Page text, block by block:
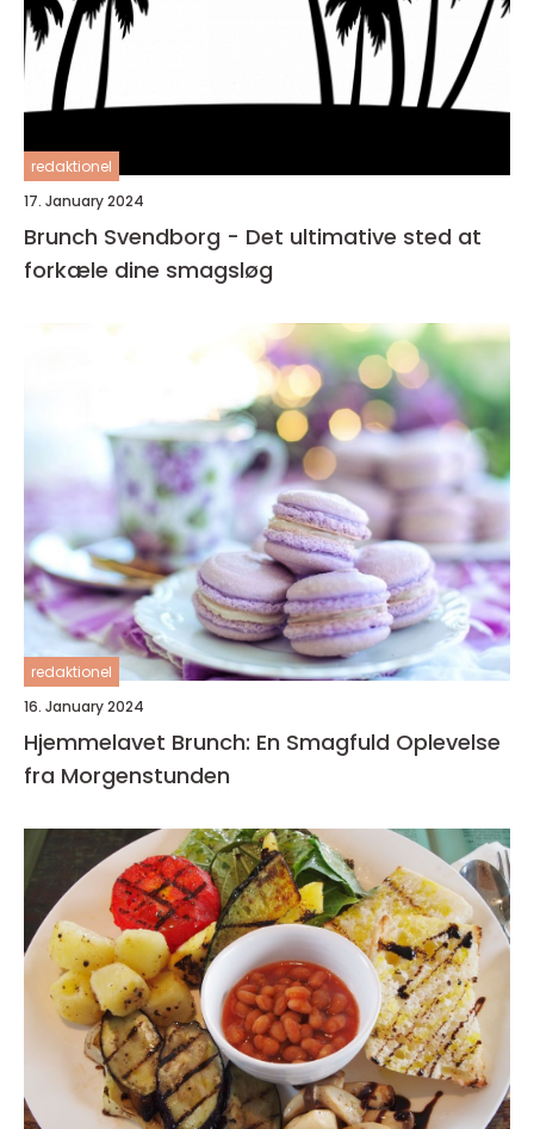
redaktionel
17. January 2024
Brunch Svendborg - Det ultimative sted at
forkæle dine smagsløg
redaktionel
16. January 2024
Hjemmelavet Brunch: En Smagfuld Oplevelse
fra Morgenstunden